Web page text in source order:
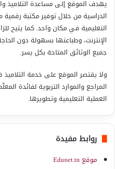
يهدف الموقع إلى مساعدة التلاميذ
الدراسية من خلال توفير مكتبة رقمية
التعليمية في مكان واحد. كما يتيح
الإنترنت، وطباعتها بسهولة دون
جميع الوثائق المتاحة بكل يسر.
ولا يقتصر الموقع على خدمة
المراجع والموارد التربوية لفائدة
العملية التعليمية وتطويرها.
روابط مفيدة
موقع Edunet.tn